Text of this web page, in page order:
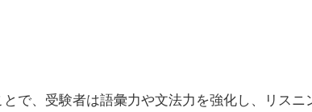
で、受験者は語彙力や文法力を強化し、リス